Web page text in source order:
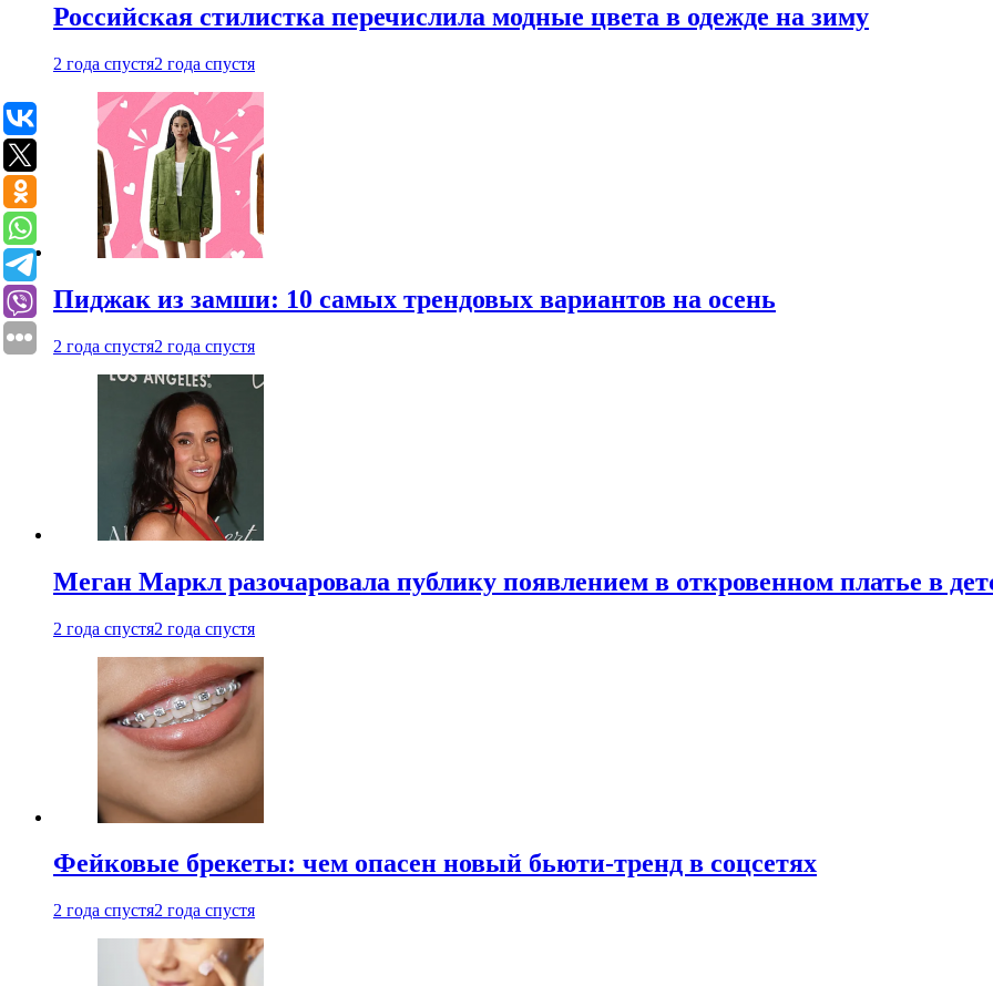
Российская стилистка перечислила модные цвета в одежде на зиму
2 года спустя2 года спустя
Пиджак из замши: 10 самых трендовых вариантов на осень
2 года спустя2 года спустя
Меган Маркл разочаровала публику появлением в откровенном платье в
2 года спустя2 года спустя
Фейковые брекеты: чем опасен новый бьюти-тренд в соцсетях
2 года спустя2 года спустя